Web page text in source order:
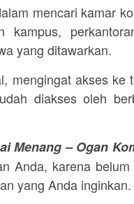
mencari kamar
kampus,
yang ditawarkan.
mengingat akses ke
diakses oleh
Menang – Ogan
Anda, karena
yang Anda inginkan.